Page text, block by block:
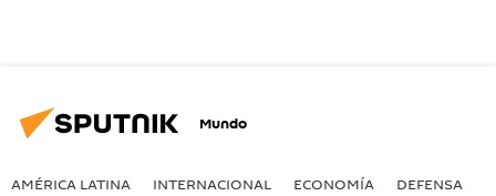
Mundo
AMÉRICA LATINA INTERNACIONAL ECONOMÍA DEFENSA